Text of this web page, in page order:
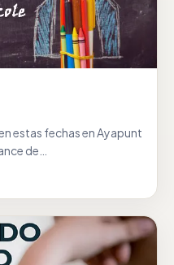
estas fechas en Ayapunt
de…